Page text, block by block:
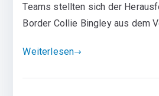
Teams stellten sich der
Border Collie Bingley aus dem
Weiterlesen